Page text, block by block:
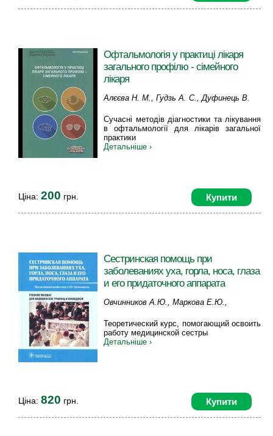
Офтальмологія у практиці лікаря
загального профілю - сімейного
лікаря
Алєєва Н. М., Гудзь А. С., Дуфинець В.
Н.С., Пінчук Є., Риков С.О., Усенко К.О.,
Шаргородська І.В.
Сучасні методів діагностики та лікування
в офтальмології для лікарів загальної
практики
Детальніше ›
Купити
Ціна: 200 грн.
Сестринская помощь при
заболеваниях уха, горла, носа, глаза
и его придаточного аппарата
Овчинников А.Ю., Маркова Е.Ю.,
Теоретический курс, помогающий освоить
работу медицинской сестры
Детальніше ›
Купити
Ціна: 820 грн.